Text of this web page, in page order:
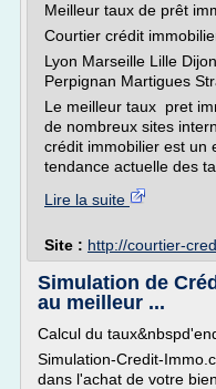
Meilleur taux de prêt
Courtier crédit
Lyon Marseille Lille
Perpignan Martigues
Le meilleur taux pret
de nombreux sites
crédit immobilier est un
tendance actuelle des
Lire la suite
Site : http://courtier-
Simulation de
au meilleur ...
Calcul du
Simulation-Credit-
dans l'achat de votre